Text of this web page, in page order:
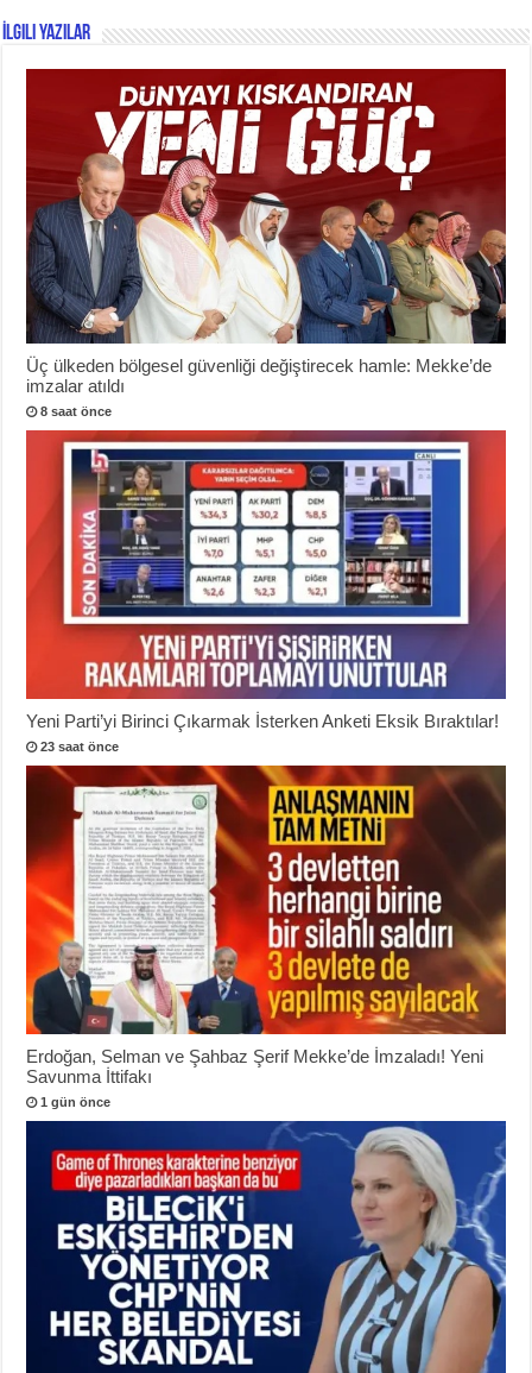
İlgili Yazılar
Üç ülkeden bölgesel güvenliği değiştirecek hamle: Mekke’de
imzalar atıldı
8 saat önce
Yeni Parti’yi Birinci Çıkarmak İsterken Anketi Eksik Bıraktılar!
23 saat önce
Erdoğan, Selman ve Şahbaz Şerif Mekke’de İmzaladı! Yeni
Savunma İttifakı
1 gün önce